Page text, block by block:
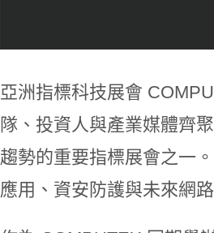
亞洲指標科技展會
隊、投資人與產業媒體齊
趨勢的重要指標展會之一
應用、資安防護與未來網